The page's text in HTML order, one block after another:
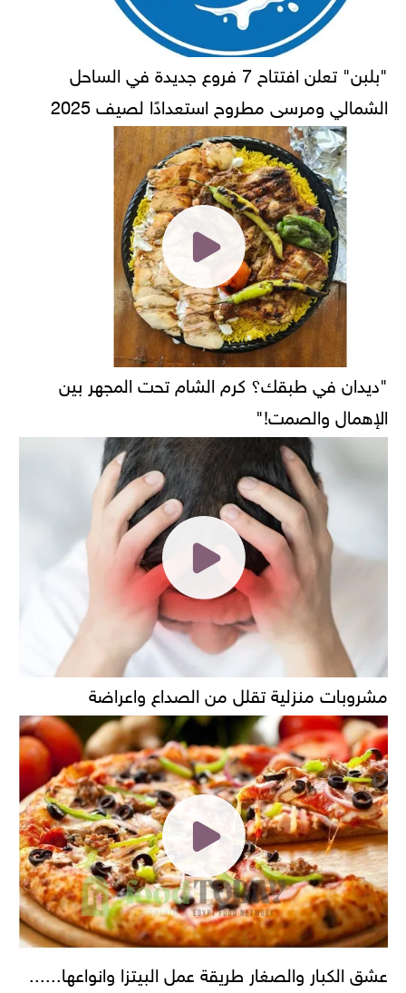
"بلبن" تعلن افتتاح 7 فروع جديدة في الساحل
الشمالي ومرسى مطروح استعدادًا لصيف 2025
"ديدان في طبقك؟ كرم الشام تحت المجهر بين
الإهمال والصمت!"
مشروبات منزلية تقلل من الصداع واعراضة
عشق الكبار والصغار طريقة عمل البيتزا وانواعها......